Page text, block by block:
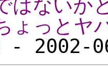
はないか
ょっとヤ
- 2002-